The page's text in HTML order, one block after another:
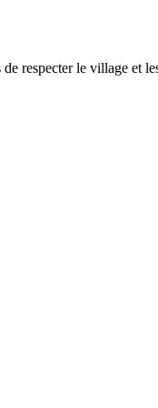
respecter le village et